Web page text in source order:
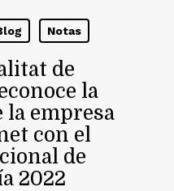
Notas
de
la
la empresa
con el
de
2022